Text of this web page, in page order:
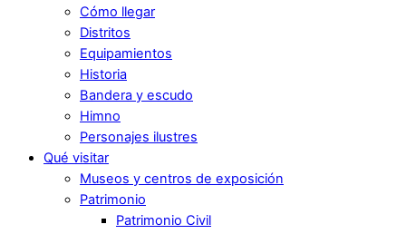
Cómo llegar
Distritos
Equipamientos
Historia
Bandera y escudo
Himno
Personajes ilustres
Qué visitar
Museos y centros de exposición
Patrimonio
Patrimonio Civil